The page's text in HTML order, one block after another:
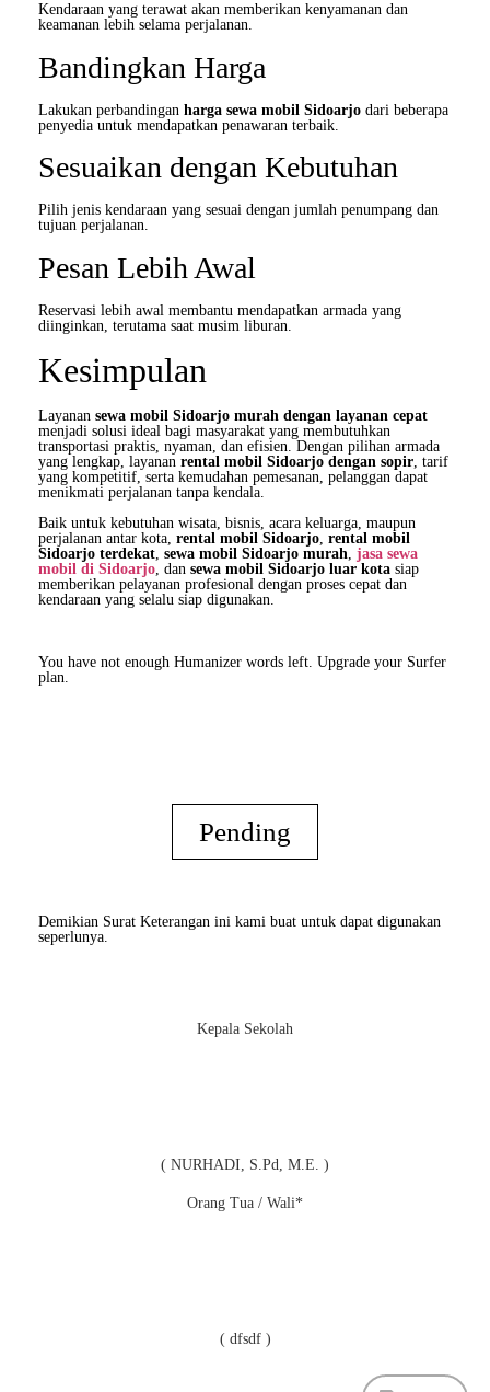
Kendaraan yang terawat akan memberikan kenyamanan dan
keamanan lebih selama perjalanan.
Bandingkan Harga
Lakukan perbandingan harga sewa mobil Sidoarjo dari beberapa
penyedia untuk mendapatkan penawaran terbaik.
Sesuaikan dengan Kebutuhan
Pilih jenis kendaraan yang sesuai dengan jumlah penumpang dan
tujuan perjalanan.
Pesan Lebih Awal
Reservasi lebih awal membantu mendapatkan armada yang
diinginkan, terutama saat musim liburan.
Kesimpulan
Layanan sewa mobil Sidoarjo murah dengan layanan cepat
menjadi solusi ideal bagi masyarakat yang membutuhkan
transportasi praktis, nyaman, dan efisien. Dengan pilihan armada
yang lengkap, layanan rental mobil Sidoarjo dengan sopir , tarif
yang kompetitif, serta kemudahan pemesanan, pelanggan dapat
menikmati perjalanan tanpa kendala.
Baik untuk kebutuhan wisata, bisnis, acara keluarga, maupun
perjalanan antar kota, rental mobil Sidoarjo, rental mobil
Sidoarjo terdekat, sewa mobil Sidoarjo murah, jasa sewa
mobil di Sidoarjo, dan sewa mobil Sidoarjo luar kota siap
memberikan pelayanan profesional dengan proses cepat dan
kendaraan yang selalu siap digunakan.
You have not enough Humanizer words left. Upgrade your Surfer
plan.
Pending
Demikian Surat Keterangan ini kami buat untuk dapat digunakan
seperlunya.
Kepala Sekolah
( NURHADI, S.Pd, M.E. )
Orang Tua / Wali*
( dfsdf )